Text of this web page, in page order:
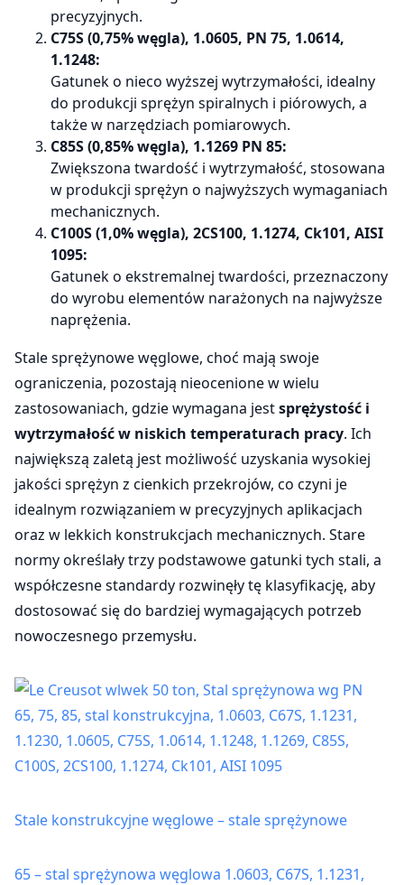
precyzyjnych.
C75S (0,75% węgla), 1.0605, PN 75, 1.0614,
1.1248:
Gatunek o nieco wyższej wytrzymałości, idealny
do produkcji sprężyn spiralnych i piórowych, a
także w narzędziach pomiarowych.
C85S (0,85% węgla), 1.1269 PN 85:
Zwiększona twardość i wytrzymałość, stosowana
w produkcji sprężyn o najwyższych wymaganiach
mechanicznych.
C100S (1,0% węgla), 2CS100, 1.1274, Ck101, AISI
1095:
Gatunek o ekstremalnej twardości, przeznaczony
do wyrobu elementów narażonych na najwyższe
naprężenia.
Stale sprężynowe węglowe, choć mają swoje
ograniczenia, pozostają nieocenione w wielu
zastosowaniach, gdzie wymagana jestsprężystość i
wytrzymałość w niskich temperaturach pracy. Ich
największą zaletą jest możliwość uzyskania wysokiej
jakości sprężyn z cienkich przekrojów, co czyni je
idealnym rozwiązaniem w precyzyjnych aplikacjach
oraz w lekkich konstrukcjach mechanicznych. Stare
normy określały trzy podstawowe gatunki tych stali, a
współczesne standardy rozwinęły tę klasyfikację, aby
dostosować się do bardziej wymagających potrzeb
nowoczesnego przemysłu.
Stale konstrukcyjne węglowe – stale sprężynowe
65 – stal sprężynowa węglowa 1.0603, C67S, 1.1231,